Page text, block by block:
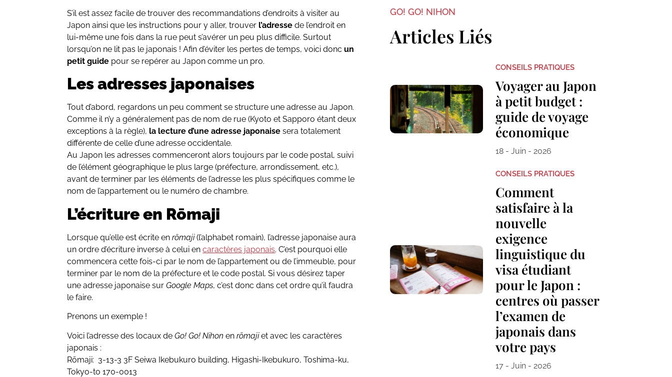
S’il est assez facile de trouver des recommandations d’endroits à visiter au
Japon ainsi que les instructions pour y aller, trouver l’adresse de l’endroit en
lui-même une fois dans la rue peut s’avérer un peu plus difficile. Surtout
lorsqu’on ne lit pas le japonais ! Afin d’éviter les pertes de temps, voici doncun
petit guide pour se repérer au Japon comme un pro.
Les adresses japonaises
Tout d’abord, regardons un peu comment se structure une adresse au Japon.
Comme il n’y a généralement pas de nom de rue (Kyoto et Sapporo étant deux
exceptions à la règle), la lecture d’une adresse japonaisesera totalement
différente de celle d’une adresse occidentale.
Au Japon les adresses commenceront alors toujours par le code postal, suivi
de l’élément géographique le plus large (préfecture, arrondissement, etc.),
avant de terminer par les éléments de l’adresse les plus spécifiques comme le
nom de l’appartement ou le numéro de chambre.
L’écriture en Rōmaji
Lorsque qu’elle est écrite enrōmaji(l’alphabet romain), l’adresse japonaise aura
un ordre d’écriture inverse à celui encaractères japonais. C’est pourquoi elle
commencera cette fois-ci par le nom de l’appartement ou de l’immeuble, pour
terminer par le nom de la préfecture et le code postal. Si vous désirez taper
une adresse japonaise surGoogle Maps, c’est donc dans cet ordre qu’il faudra
le faire.
Prenons un exemple !
Voici l’adresse des locaux de Go! Go! Nihon enrōmajiet avec les caractères
japonais :
Rōmaji: 3-13-3 3F Seiwa Ikebukuro building, Higashi-Ikebukuro, Toshima-ku,
Tokyo-to 170-0013
GO! GO! NIHON
Articles Liés
CONSEILS PRATIQUES
Voyager au Japon
à petit budget :
guide de voyage
économique
18 - Juin - 2026
CONSEILS PRATIQUES
Comment
satisfaire à la
nouvelle
exigence
linguistique du
visa étudiant
pour le Japon :
centres où passer
l’examen de
japonais dans
votre pays
17 - Juin - 2026